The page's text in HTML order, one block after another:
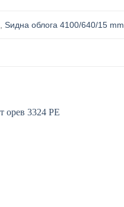
,Ѕидна облога 4100/640/15 mm